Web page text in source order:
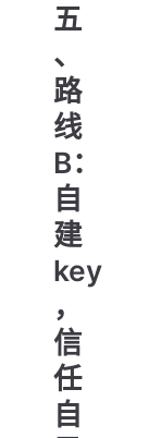
五
、
路
线
B：
自
建
key
，
信
任
自